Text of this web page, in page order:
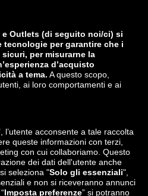
zalando-lounge.at
zalando-prive.it
zalando-lounge.nl
zalando-lounge.dk
zalando-lounge.pl
zalando-lounge.cz